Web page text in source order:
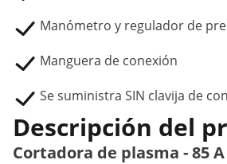
Manómetro y regulador de
Manguera de conexión
Se suministra SIN clavija de
Descripción del
Cortadora de plasma - 85 A